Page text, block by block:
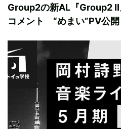
Group2の新AL『Group2
コメント “めまい”PV公開